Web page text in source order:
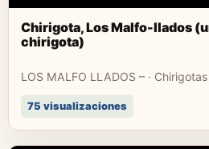
Chirigota, Los Malfo-llados
chirigota)
LOS MALFO LLADOS – ·
75 visualizaciones